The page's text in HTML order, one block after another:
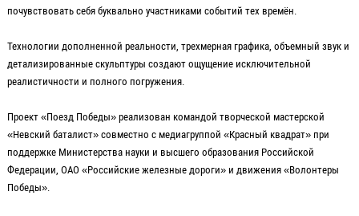
почувствовать себя буквально участниками событий тех времён.
Технологии дополненной реальности, трехмерная графика, объемный звук и
детализированные скульптуры создают ощущение исключительной
реалистичности и полного погружения.
Проект «Поезд Победы» реализован командой творческой мастерской
«Невский баталист» совместно с медиагруппой «Красный квадрат» при
поддержке Министерства науки и высшего образования Российской
Федерации, ОАО «Российские железные дороги» и движения «Волонтеры
Победы».